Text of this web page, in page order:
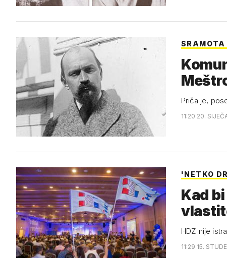
Priča je,
11:20 20.
'NETKO
Kad
HDZ nije
11:29 15.